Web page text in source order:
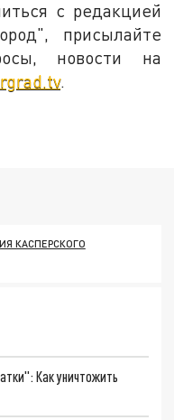
с редакцией
присылайте
новости на
.
КАСПЕРСКОГО
Как уничтожить